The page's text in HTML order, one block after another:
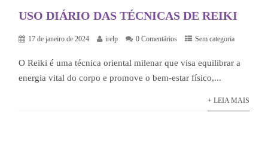
USO DIÁRIO DAS TÉCNICAS DE REIKI
17 de janeiro de 2024 irelp 0 Comentários Sem categoria
O Reiki é uma técnica oriental milenar que visa equilibrar a
energia vital do corpo e promove o bem-estar físico,...
+ LEIA MAIS